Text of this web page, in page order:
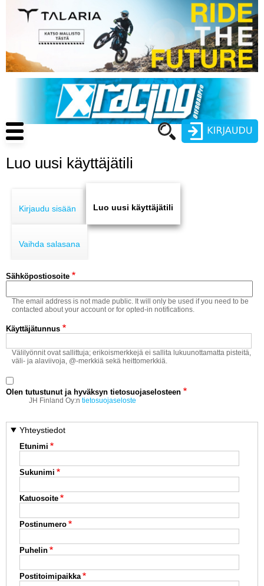
pääsisältöön
Käyttäjätunnus
Main
navigation
ENDURO
MOTOCROSS
MUUT LAJIT
YLEISTÄ ALALTA
LUE DIGILEHDET
ASIAKASPALVELU JA
MEDIATIEDOT
YHTEYSTIEDOT
Luo uusi käyttäjätili
tabs
Kirjaudu sisään Luo uusi käyttäjätili
Vaihda salasana
Sähköpostiosoite
The email address is not made public. It will only be used if you need to be
contacted about your account or for opted-in notifications.
Käyttäjätunnus
Välilyönnit ovat sallittuja; erikoismerkkejä ei sallita lukuunottamatta pisteitä,
väli- ja alaviivoja, @-merkkiä sekä heittomerkkiä.
Olen tutustunut ja hyväksyn tietosuojaselosteen
JH Finland Oy:ntietosuojaseloste
Yhteystiedot
Etunimi
Sukunimi
Katuosoite
Postinumero
Puhelin
Postitoimipaikka